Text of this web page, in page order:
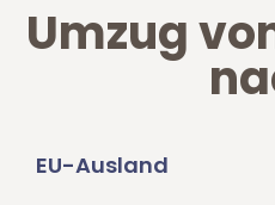
Umzug
EU-Ausland